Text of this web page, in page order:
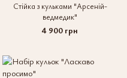
Стійка з кульками "Арсеній-
ведмедик"
4 900 грн